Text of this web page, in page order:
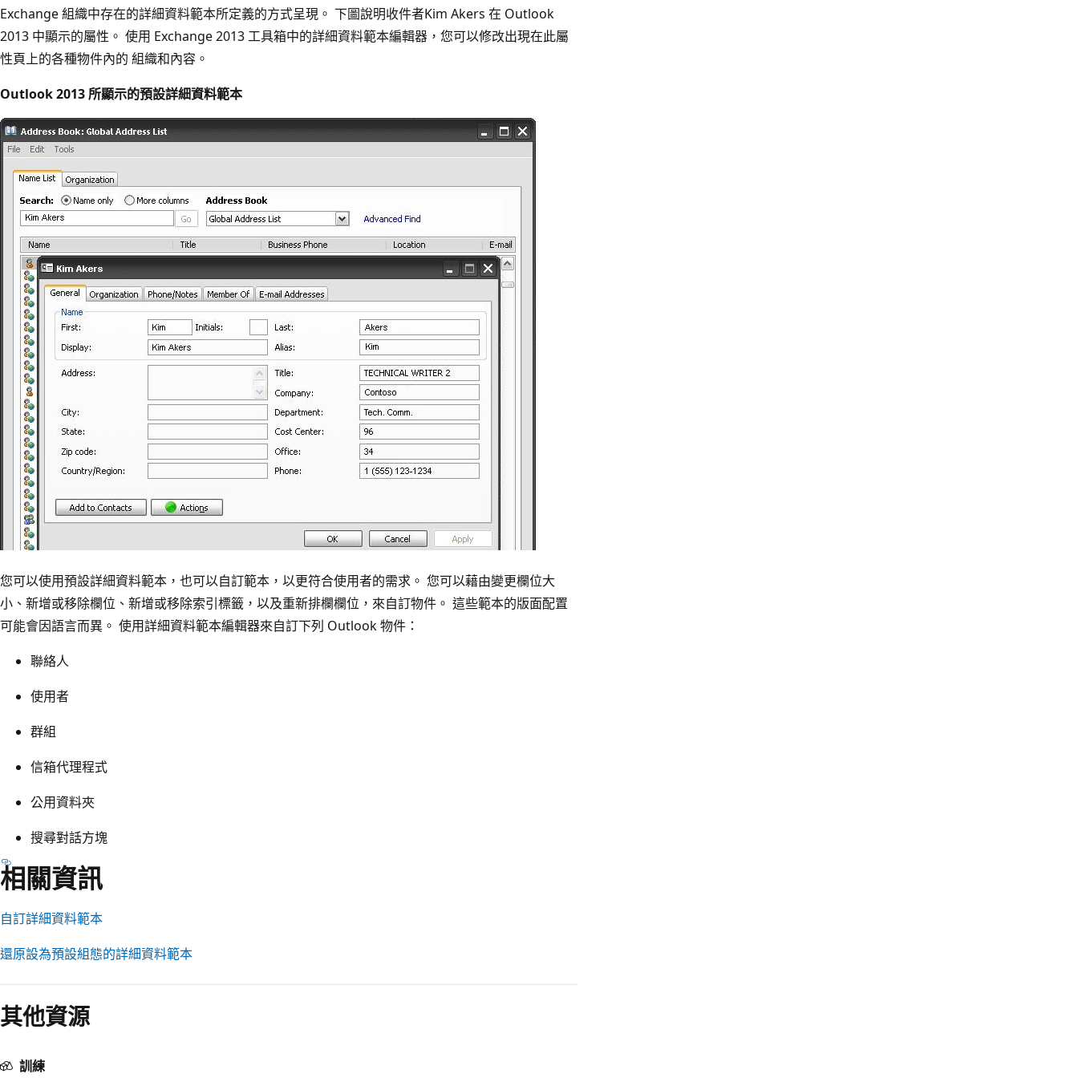
Exchange 組織中存在的詳細資料範本所定義的方式呈現。 下圖說明收件者Kim Akers 在 Outlook
2013 中顯示的屬性。 使用 Exchange 2013 工具箱中的詳細資料範本編輯器，您可以修改出現在此屬
性頁上的各種物件內的 組織和內容。
Outlook 2013 所顯示的預設詳細資料範本
您可以使用預設詳細資料範本，也可以自訂範本，以更符合使用者的需求。 您可以藉由變更欄位大
小、新增或移除欄位、新增或移除索引標籤，以及重新排欄欄位，來自訂物件。 這些範本的版面配置
可能會因語言而異。 使用詳細資料範本編輯器來自訂下列 Outlook 物件：
聯絡人
使用者
群組
信箱代理程式
公用資料夾
搜尋對話方塊
相關資訊
自訂詳細資料範本
還原設為預設組態的詳細資料範本
模
已
其他資源
訓練